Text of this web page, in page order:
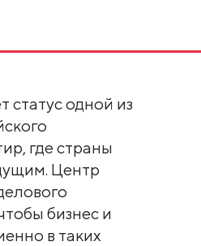
статус одной из
где страны
Центр
бизнес и
в таких